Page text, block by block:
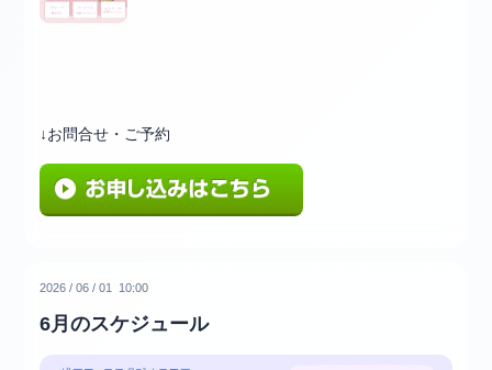
↓お問合せ・ご予約
2026 /06 /01 10:00
6月のスケジュール